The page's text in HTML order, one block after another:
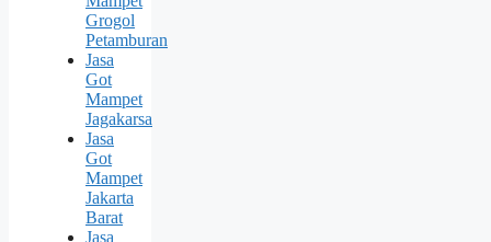
Grogol
Petamburan
Jasa
Got
Mampet
Jagakarsa
Jasa
Got
Mampet
Jakarta
Barat
Jasa